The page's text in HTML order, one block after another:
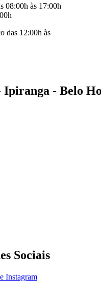
08:00h às 17:00h
das 12:00h às
Ipiranga - Belo
Sociais
Instagram